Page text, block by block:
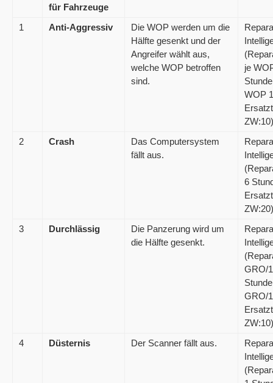
für Fahrzeuge
1 Anti-Aggressiv
Die WOP werden um die
Hälfte gesenkt und der
Angreifer wählt aus,
welche WOP betroffen
sind.
je
WOP
ZW:10)
2
Crash
Das Computersystem
fällt aus.
6
ZW:20)
3
Durchlässig
Die Panzerung wird um
die Hälfte gesenkt.
GRO/
GRO/
ZW:10)
4
Düsternis Der Scanner fällt aus.